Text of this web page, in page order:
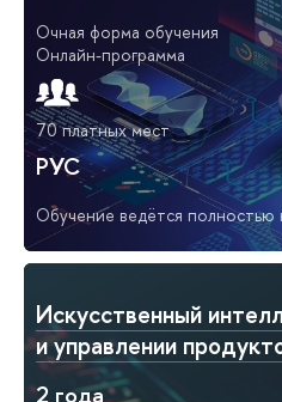
Очная форма обучения
Онлайн-программа
70 платных мест
РУС
Обучение ведётся полностью
Искусственный
и управлении
2 года